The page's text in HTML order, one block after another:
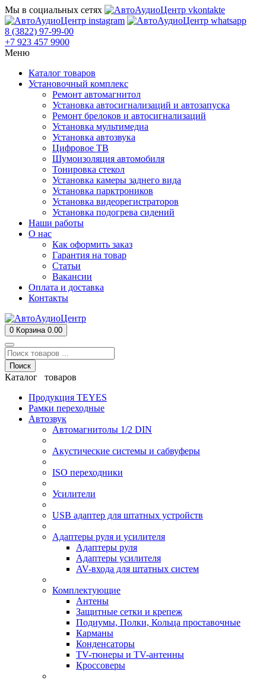
Мы в социальных сетях
8 (3822) 97-99-00
+7 923 457 9900
Меню
Каталог товаров
Установочный комплекс
Ремонт автомагнитол
Установка автосигнализаций и автозапуска
Ремонт брелоков и автосигнализаций
Установка мультимедиа
Установка автозвука
Цифровое ТВ
Шумоизоляция автомобиля
Тонировка стекол
Установка камеры заднего вида
Установка парктроников
Установка видеорегистраторов
Установка подогрева сидений
Наши работы
О нас
Как оформить заказ
Гарантия на товар
Статьи
Вакансии
Оплата и доставка
Контакты
0 Корзина 0.00
Поиск
Каталог товаров
Продукция TEYES
Рамки переходные
Автозвук
Автомагнитолы 1/2 DIN
Акустические системы и сабвуферы
ISO переходники
Усилители
USB адаптер для штатных устройств
Адаптеры руля и усилителя
Адаптеры руля
Адаптеры усилителя
AV-входа для штатных систем
Комплектующие
Антены
Защитные сетки и крепеж
Подиумы, Полки, Кольца проставочные
Карманы
Конденсаторы
TV-тюнеры и TV-антенны
Кроссоверы